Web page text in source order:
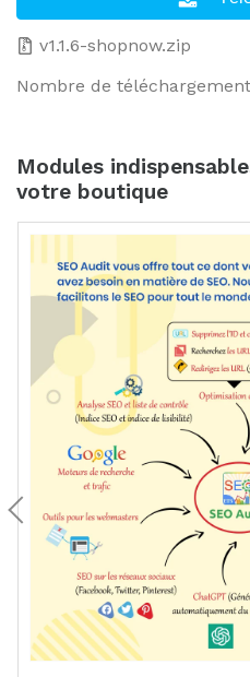
v1.1.6-shopnow.zip
Nombre de
Modules
votre boutique